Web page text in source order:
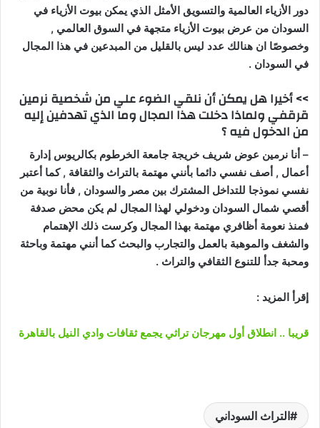
دور الأزياء العالمية والتسويق الأمثل الذي يمكن بيوت الأزياء في
السودان من عرض بيوت الأزياء متجهة في السوق العالمي ,
وخصوصًا ان هنالك عدد ليس بالقليل من المبدعين في هذا المجال
في السودان .
>> أخيرا هل يمكن أن نلقي الضوء علي من شخصية نرمين
قرقفي ولماذا دخلت هذا المجال وما الذي تهدفين إليه
من الدخول فيه ؟
– أنا نرمين عوض شريف خريجة جامعة الخرطوم بكالريوس إدارة
أعمال , أصف نفسي دائما بأنني مهتمة بالتراث والثقافة , كما أعتبر
نفسي نموذجا للتداخل المشترك بين مصر والسودان , فأنا نوبية من
أقصي شمال السودان ودخولي لهذا المجال لم يكن محض صدفة
فمنذ نعومة أظافري مهتمة بهذا المجال وكرست ذلك الإهتمام
والشغف والموهبة بالعمل والتجارب والبحث كما أنني مهتمة وباحثة
ومحبة جدأ للتنوع الثقافي والتراث .
إقرأ المزيد :
قريبا .. انطلاق أول مهرجان تراثي يجمع ثقافات وادي النيل بالقاهرة
التراث السوداني